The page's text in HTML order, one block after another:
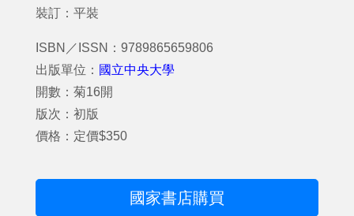
裝訂：平裝
ISBN／ISSN：9789865659806
出版單位： 國立中央大學
開數：菊16開
版次：初版
價格：定價$350
國家書店購買